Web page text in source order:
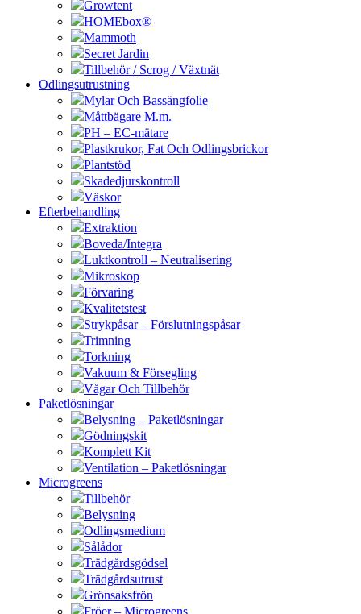
Growtent
HOMEbox®
Mammoth
Secret Jardin
Tillbehör / Scrog / Växtnät
Odlingsutrustning
Mylar Och Bassängfolie
Måttbägare M.m.
PH – EC-mätare
Plastkrukor, Fat Och Odlingsbrickor
Plantstöd
Skadedjurskontroll
Väskor
Efterbehandling
Extraktion
Boveda/Integra
Luktkontroll – Neutralisering
Mikroskop
Förvaring
Kvalitetstest
Strykpåsar – Förslutningspåsar
Trimning
Torkning
Vakuum & Försegling
Vågar Och Tillbehör
Paketlösningar
Belysning – Paketlösningar
Gödningskit
Komplett Kit
Ventilation – Paketlösningar
Microgreens
Tillbehör
Belysning
Odlingsmedium
Sålådor
Trädgårdsgödsel
Trädgårdsutrust
Grönsaksfrön
Fröer – Microgreens